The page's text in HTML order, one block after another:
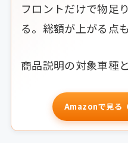
フロントだけで物足
る。総額が上がる点
商品説明の対象車種
Amazonで見る